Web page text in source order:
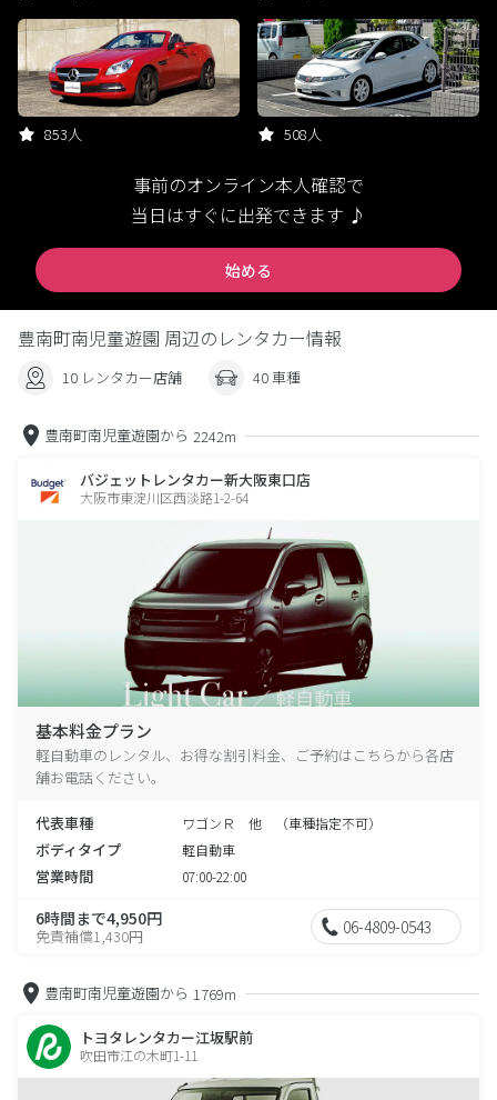
853人 508人
事前のオンライン本人確認で
当日はすぐに出発できます ♪
始める
豊南町南児童遊園 周辺のレンタカー情報
10 レンタカー店舗 40 車種
豊南町南児童遊園から 2242m
バジェットレンタカー新大阪東口店
大阪市東淀川区西淡路1-2-64
基本料金プラン
軽自動車のレンタル、お得な割引料金、ご予約はこちらから各店
舗お電話ください。
代表車種 ワゴンＲ 他 （車種指定不可）
ボディタイプ 軽自動車
営業時間 07:00-22:00
6時間まで4,950円
免責補償1,430円 06-4809-0543
豊南町南児童遊園から 1769m
トヨタレンタカー江坂駅前
吹田市江の木町1-11